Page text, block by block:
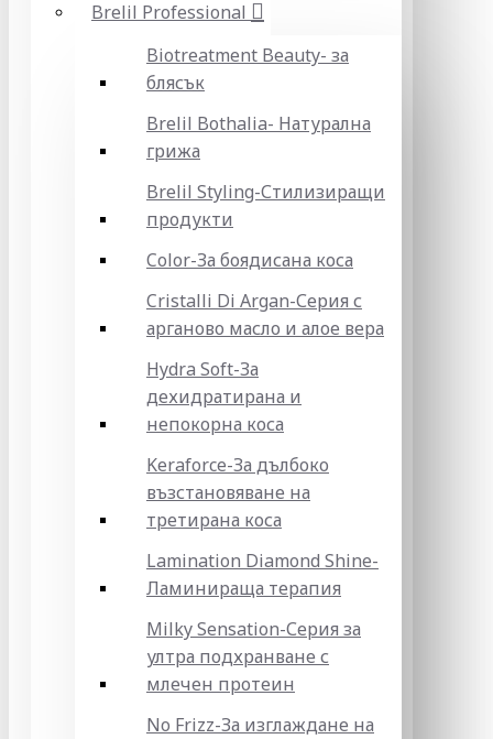
Brelil Professional
Biotreatment Beauty- за
блясък
Brelil Bothalia- Натурална
грижа
Brelil Styling-Стилизиращи
продукти
Color-За боядисана коса
Cristalli Di Argan-Серия с
арганово масло и алое вера
Hydra Soft-За
дехидратирана и
непокорна коса
Keraforce-За дълбоко
възстановяване на
третирана коса
Lamination Diamond Shine-
Ламинираща терапия
Milky Sensation-Серия за
ултра подхранване с
млечен протеин
No Frizz-За изглаждане на